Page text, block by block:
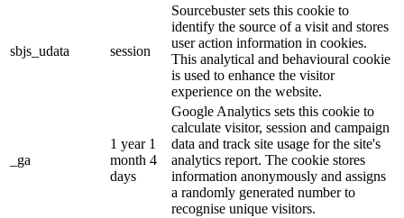
sbjs_udata session
Sourcebuster sets this cookie to
identify the source of a visit and stores
user action information in cookies.
This analytical and behavioural cookie
is used to enhance the visitor
experience on the website.
_ga
1 year 1
month 4
days
Google Analytics sets this cookie to
calculate visitor, session and campaign
data and track site usage for the site's
analytics report. The cookie stores
information anonymously and assigns
a randomly generated number to
recognise unique visitors.